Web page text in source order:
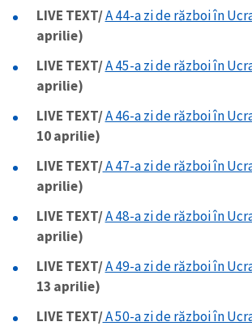
LIVE TEXT/A 44-a zi de război în
aprilie)
LIVE TEXT/A 45-a zi de război în
aprilie)
LIVE TEXT/A 46-a zi de război în
10 aprilie)
LIVE TEXT/A 47-a zi de război în
aprilie)
LIVE TEXT/A 48-a zi de război în
aprilie)
LIVE TEXT/A 49-a zi de război în
13 aprilie)
LIVE TEXT/A 50-a zi de război în